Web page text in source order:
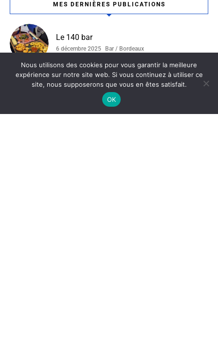
MES DERNIÈRES PUBLICATIONS
Le 140 bar
6 décembre 2025 Bar / Bordeaux
Ottoman
Bordeaux / Restaurant Tunisien
Nous utilisons des cookies pour vous garantir la meilleure
expérience sur notre site web. Si vous continuez à utiliser ce
site, nous supposerons que vous en êtes satisfait.
OK